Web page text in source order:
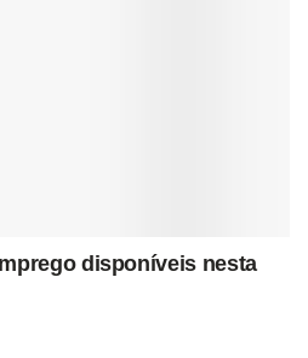
disponíveis nesta